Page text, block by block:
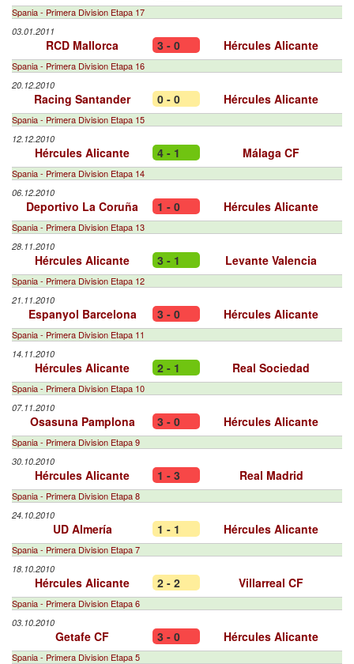
Spania - Primera Division Etapa 17
03.01.2011
RCD Mallorca 3 - 0 Hércules Alicante
Spania - Primera Division Etapa 16
20.12.2010
Racing Santander 0 - 0 Hércules Alicante
Spania - Primera Division Etapa 15
12.12.2010
Hércules Alicante 4 - 1 Málaga CF
Spania - Primera Division Etapa 14
06.12.2010
Deportivo La Coruña 1 - 0 Hércules Alicante
Spania - Primera Division Etapa 13
28.11.2010
Hércules Alicante 3 - 1 Levante Valencia
Spania - Primera Division Etapa 12
21.11.2010
Espanyol Barcelona 3 - 0 Hércules Alicante
Spania - Primera Division Etapa 11
14.11.2010
Hércules Alicante 2 - 1 Real Sociedad
Spania - Primera Division Etapa 10
07.11.2010
Osasuna Pamplona 3 - 0 Hércules Alicante
Spania - Primera Division Etapa 9
30.10.2010
Hércules Alicante 1 - 3 Real Madrid
Spania - Primera Division Etapa 8
24.10.2010
UD Almería 1 - 1 Hércules Alicante
Spania - Primera Division Etapa 7
18.10.2010
Hércules Alicante 2 - 2 Villarreal CF
Spania - Primera Division Etapa 6
03.10.2010
Getafe CF 3 - 0 Hércules Alicante
Spania - Primera Division Etapa 5